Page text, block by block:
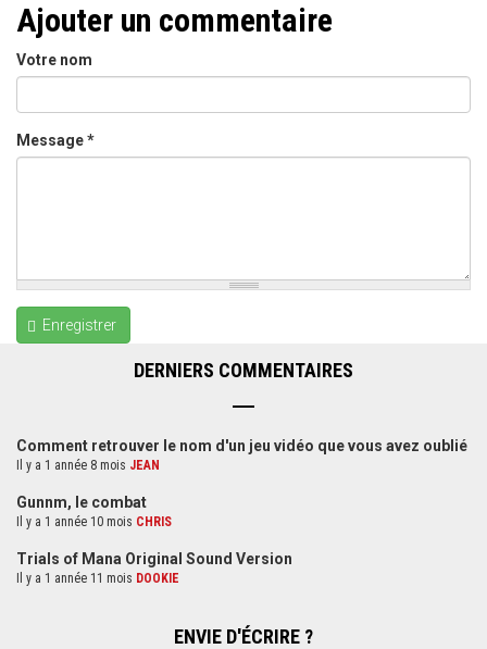
Ajouter un commentaire
Votre nom
Message*
Enregistrer
DERNIERS COMMENTAIRES
Comment retrouver le nom d'un jeu vidéo que vous avez oublié
Il y a 1 année 8 mois JEAN
Gunnm, le combat
Il y a 1 année 10 mois CHRIS
Trials of Mana Original Sound Version
Il y a 1 année 11 mois DOOKIE
ENVIE D'ÉCRIRE ?